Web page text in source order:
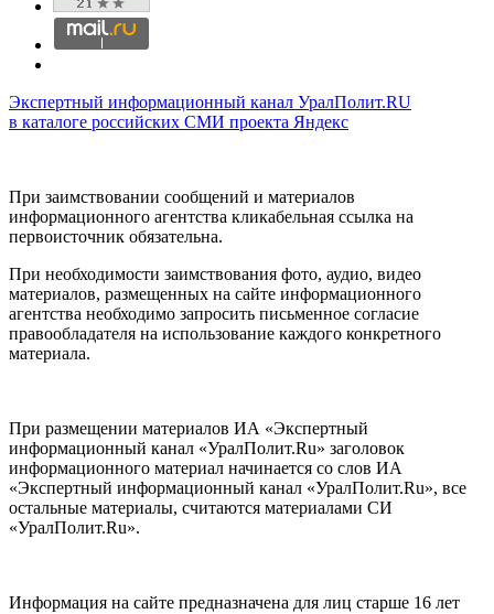
Экспертный информационный канал УралПолит.RU
в каталоге российских СМИ проекта Яндекс
При заимствовании сообщений и материалов
информационного агентства кликабельная ссылка на
первоисточник обязательна.
При необходимости заимствования фото, аудио, видео
материалов, размещенных на сайте информационного
агентства необходимо запросить письменное согласие
правообладателя на использование каждого конкретного
материала.
При размещении материалов ИА «Экспертный
информационный канал «УралПолит.Ru» заголовок
информационного материал начинается со слов ИА
«Экспертный информационный канал «УралПолит.Ru», все
остальные материалы, считаются материалами СИ
«УралПолит.Ru».
Информация на сайте предназначена для лиц старше 16 лет